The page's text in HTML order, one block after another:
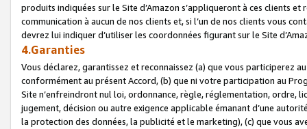
produits indiquées sur le Site d’Amazon s’appliqueront à ces clients
communication à aucun de nos clients et, si l’un de nos clients vous
devrez lui indiquer d’utiliser les coordonnées figurant sur le Site
4.Garanties
Vous déclarez, garantissez et reconnaissez (a) que vous participerez
conformément au présent Accord, (b) que ni votre participation au
Site n’enfreindront nul loi, ordonnance, règle, réglementation, ordre,
jugement, décision ou autre exigence applicable émanant d’une
la protection des données, la publicité et le marketing), (c) que vous